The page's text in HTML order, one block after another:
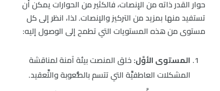
حوار القدر ذاته من الإنصات، فالكثير من الحوارات يمكن أن
تستفيد منها بمزيد من التركيز والإنصات. لذا، انظر إلى كل
مستوى من هذه المستويات التي تطمح إلى الوصول إليه:
المستوى الأوَّل:خلق المنصت بيئة آمنة لمناقشة
المشكلات العاطفيَّة التي تتسم بالصُّعوبة والتَّعقيد.